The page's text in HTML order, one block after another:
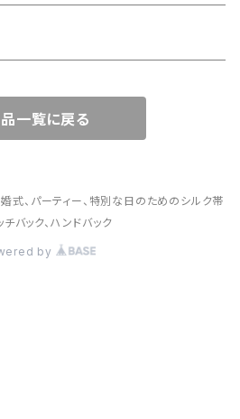
一覧に戻る
パーティー、特別な日のためのシルク帯
チバック、ハンドバック
by